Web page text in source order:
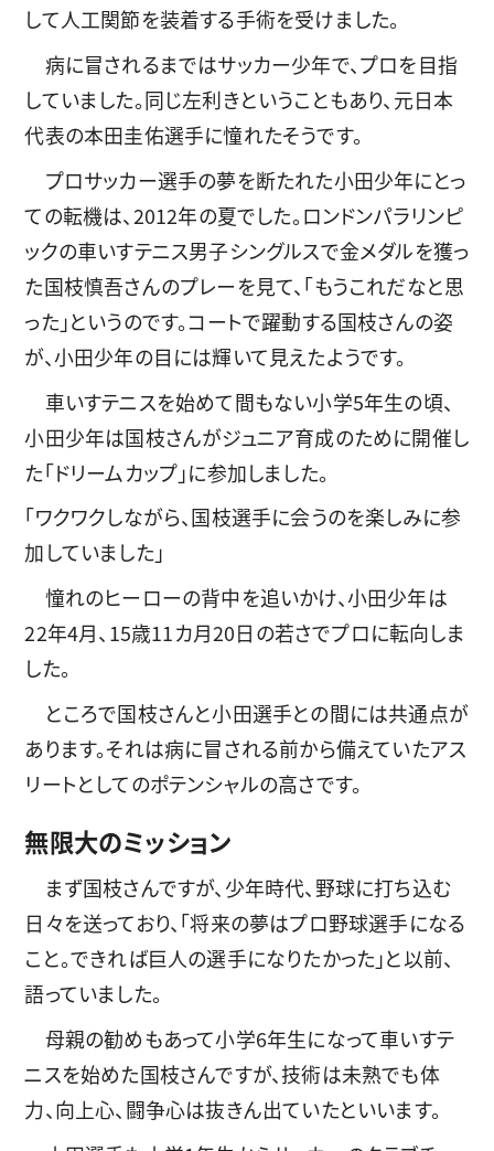
して人工関節を装着する手術を受けました。
病に冒されるまではサッカー少年で、プロを目指
していました。同じ左利きということもあり、元日本
代表の本田圭佑選手に憧れたそうです。
プロサッカー選手の夢を断たれた小田少年にとっ
ての転機は、2012年の夏でした。ロンドンパラリンピ
ックの車いすテニス男子シングルスで金メダルを獲っ
た国枝慎吾さんのプレーを見て、「もうこれだなと思
った」というのです。コートで躍動する国枝さんの姿
が、小田少年の目には輝いて見えたようです。
車いすテニスを始めて間もない小学5年生の頃、
小田少年は国枝さんがジュニア育成のために開催し
た「ドリームカップ」に参加しました。
「ワクワクしながら、国枝選手に会うのを楽しみに参
加していました」
憧れのヒーローの背中を追いかけ、小田少年は
22年4月、15歳11カ月20日の若さでプロに転向しま
した。
ところで国枝さんと小田選手との間には共通点が
あります。それは病に冒される前から備えていたアス
リートとしてのポテンシャルの高さです。
無限大のミッション
まず国枝さんですが、少年時代、野球に打ち込む
日々を送っており、「将来の夢はプロ野球選手になる
こと。できれば巨人の選手になりたかった」と以前、
語っていました。
母親の勧めもあって小学6年生になって車いすテ
ニスを始めた国枝さんですが、技術は未熟でも体
力、向上心、闘争心は抜きん出ていたといいます。